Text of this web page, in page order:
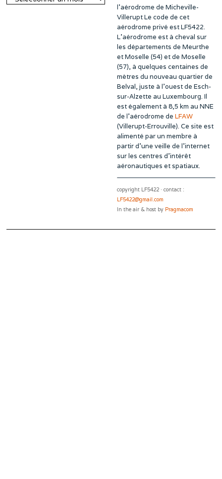
l’aérodrome de Micheville-
Villerupt Le code de cet
aérodrome privé est LF5422.
L’aérodrome est à cheval sur
les départements de Meurthe
et Moselle (54) et de Moselle
(57), à quelques centaines de
mètres du nouveau quartier de
Belval, juste à l’ouest de Esch-
sur-Alzette au Luxembourg. Il
est également à 8,5 km au NNE
de l’aérodrome de LFAW
(Villerupt-Errouville). Ce site est
alimenté par un membre à
partir d’une veille de l’internet
sur les centres d’intérêt
aéronautiques et spatiaux.
copyright LF5422 · contact :
LF5422@gmail.com
In the air & host by Pragmacom